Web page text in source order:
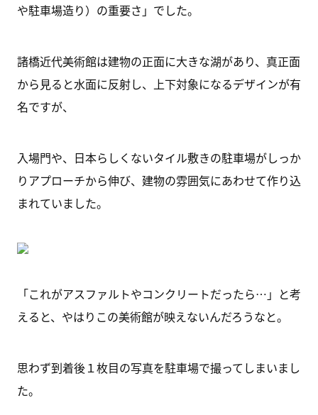
や駐車場造り）の重要さ」でした。
諸橋近代美術館は建物の正面に大きな湖があり、真正面
から見ると水面に反射し、上下対象になるデザインが有
名ですが、
入場門や、日本らしくないタイル敷きの駐車場がしっか
りアプローチから伸び、建物の雰囲気にあわせて作り込
まれていました。
「これがアスファルトやコンクリートだったら…」と考
えると、やはりこの美術館が映えないんだろうなと。
思わず到着後１枚目の写真を駐車場で撮ってしまいまし
た。